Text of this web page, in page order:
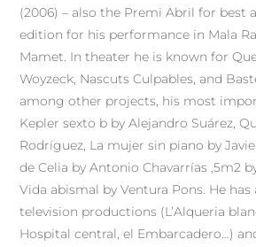
(2006) – also the Premi Abril for best
edition for his performance in Mala
Mamet. In theater he is known for
Woyzeck, Nascuts Culpables, and
among other projects, his most
Kepler sexto b by Alejandro Suárez,
Rodríguez, La mujer sin piano by
de Celia by Antonio Chavarrías ,5m2
Vida abismal by Ventura Pons. He
television productions (L’Alqueria
Hospital central, el Embarcadero…)